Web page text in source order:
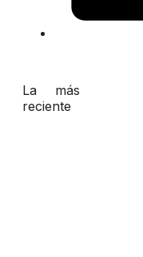
La más
reciente